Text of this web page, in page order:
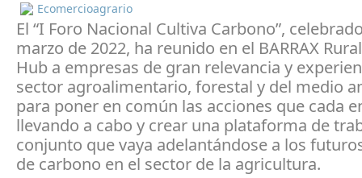
Ecomercioagrario
El “I Foro Nacional Cultiva Carbono”,
marzo de 2022, ha reunido en el BARRAX
Hub a empresas de gran relevancia y
sector agroalimentario, forestal y del medio
para poner en común las acciones que cada
llevando a cabo y crear una plataforma de
conjunto que vaya adelantándose a los
de carbono en el sector de la agricultura.